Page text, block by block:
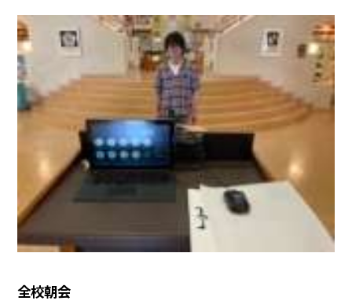
全校朝会